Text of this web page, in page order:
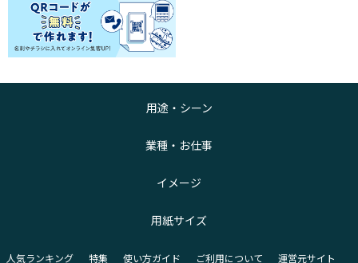
用途・シーン
業種・お仕事
イメージ
用紙サイズ
人気ランキング 特集 使い方ガイド ご利用について 運営元サイト